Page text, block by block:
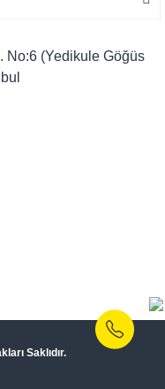
No:6 (Yedikule Göğüs
Saklıdır.